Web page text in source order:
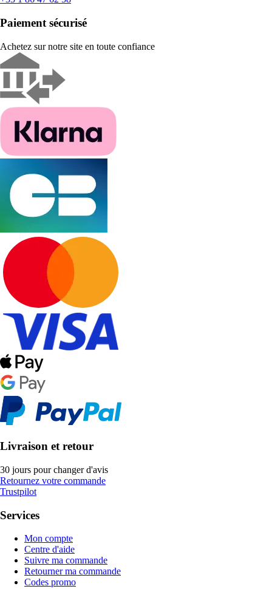
Paiement sécurisé
Achetez sur notre site en toute confiance
Livraison et retour
30 jours pour changer d'avis
Retournez votre commande
Trustpilot
Services
Mon compte
Centre d'aide
Suivre ma commande
Retourner ma commande
Codes promo